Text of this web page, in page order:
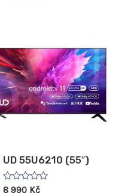
UD 55U6210 (55″)
Hodnocení
8 990 Kč